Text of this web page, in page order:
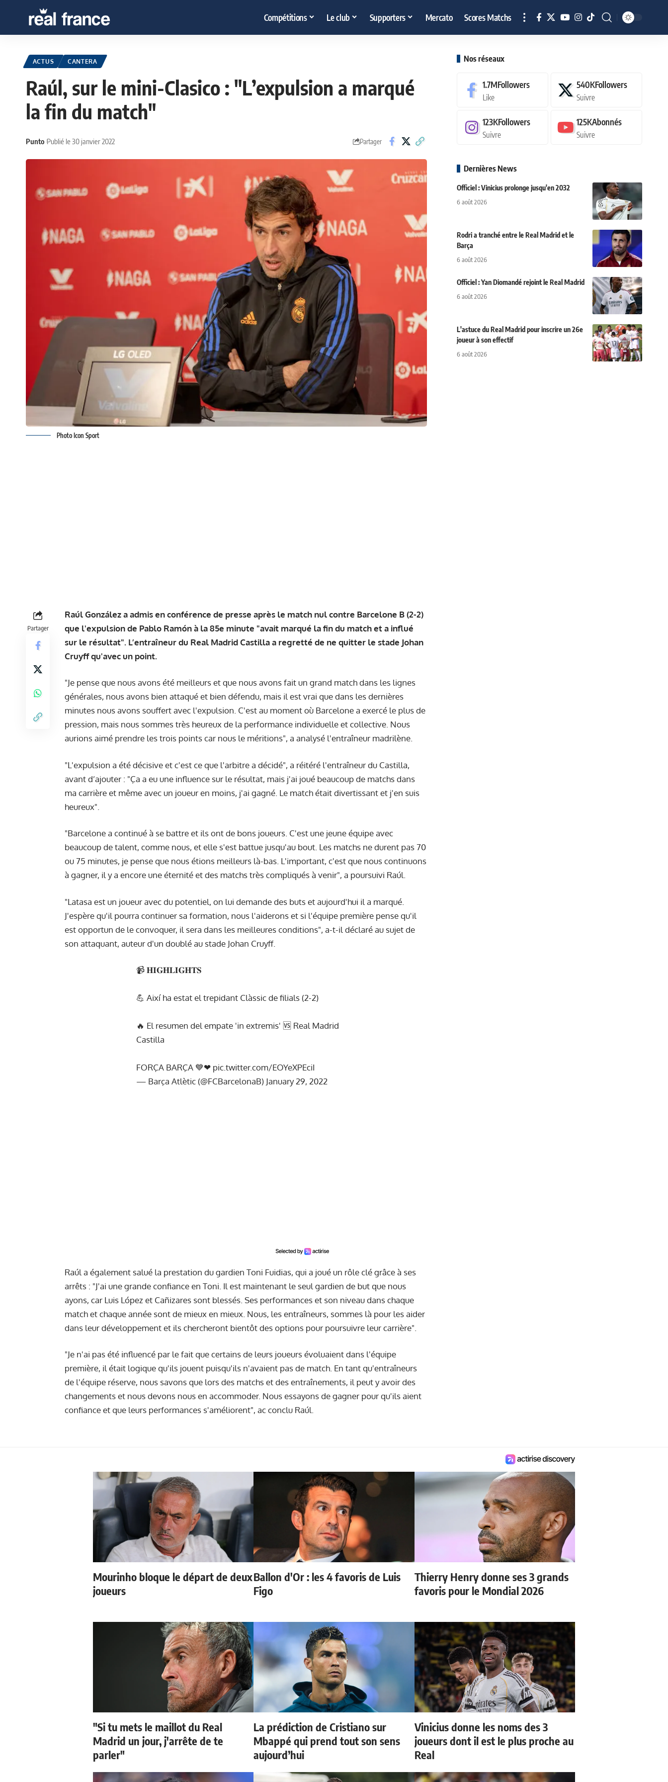
Compétitions Le club Supporters Mercato Scores Matchs
ACTUS CANTERA
Raúl, sur le mini-Clasico : "L’expulsion a marqué
la fin du match"
Punto Publié le 30 janvier 2022 Partager
Photo Icon Sport
Partager
Raúl González a admis en conférence de presse après le match nul contre Barcelone B (2-2)
que l'expulsion de Pablo Ramón à la 85e minute "avait marqué la fin du match et a influé
sur le résultat". L’entraîneur du Real Madrid Castilla a regretté de ne quitter le stade Johan
Cruyff qu'avec un point.
"Je pense que nous avons été meilleurs et que nous avons fait un grand match dans les lignes
générales, nous avons bien attaqué et bien défendu, mais il est vrai que dans les dernières
minutes nous avons souffert avec l'expulsion. C'est au moment où Barcelone a exercé le plus de
pression, mais nous sommes très heureux de la performance individuelle et collective. Nous
aurions aimé prendre les trois points car nous le méritions", a analysé l'entraîneur madrilène.
"L'expulsion a été décisive et c'est ce que l'arbitre a décidé", a réitéré l'entraîneur du Castilla,
avant d’ajouter : "Ça a eu une influence sur le résultat, mais j'ai joué beaucoup de matchs dans
ma carrière et même avec un joueur en moins, j'ai gagné. Le match était divertissant et j'en suis
heureux".
"Barcelone a continué à se battre et ils ont de bons joueurs. C'est une jeune équipe avec
beaucoup de talent, comme nous, et elle s'est battue jusqu'au bout. Les matchs ne durent pas 70
ou 75 minutes, je pense que nous étions meilleurs là-bas. L'important, c'est que nous continuons
à gagner, il y a encore une éternité et des matchs très compliqués à venir", a poursuivi Raúl.
"Latasa est un joueur avec du potentiel, on lui demande des buts et aujourd'hui il a marqué.
J'espère qu'il pourra continuer sa formation, nous l'aiderons et si l'équipe première pense qu'il
est opportun de le convoquer, il sera dans les meilleures conditions", a-t-il déclaré au sujet de
son attaquant, auteur d'un doublé au stade Johan Cruyff.
📹 𝐇𝐈𝐆𝐇𝐋𝐈𝐆𝐇𝐓𝐒
💪 Així ha estat el trepidant Clàssic de filials (2-2)
🔥 El resumen del empate 'in extremis' 🆚 Real Madrid
Castilla
FORÇA BARÇA 💙❤ pic.twitter.com/EOYeXPEciI
— Barça Atlètic (@FCBarcelonaB) January 29, 2022
Raúl a également salué la prestation du gardien Toni Fuidias, qui a joué un rôle clé grâce à ses
arrêts : "J'ai une grande confiance en Toni. Il est maintenant le seul gardien de but que nous
ayons, car Luis López et Cañizares sont blessés. Ses performances et son niveau dans chaque
match et chaque année sont de mieux en mieux. Nous, les entraîneurs, sommes là pour les aider
dans leur développement et ils chercheront bientôt des options pour poursuivre leur carrière".
"Je n'ai pas été influencé par le fait que certains de leurs joueurs évoluaient dans l'équipe
première, il était logique qu'ils jouent puisqu'ils n'avaient pas de match. En tant qu'entraîneurs
de l'équipe réserve, nous savons que lors des matchs et des entraînements, il peut y avoir des
changements et nous devons nous en accommoder. Nous essayons de gagner pour qu'ils aient
confiance et que leurs performances s'améliorent", ac conclu Raúl.
Nos réseaux
1.7MFollowers
Like
540KFollowers
Suivre
123KFollowers
Suivre
125KAbonnés
Suivre
Dernières News
Officiel : Vinicius prolonge jusqu'en 2032
6 août 2026
Rodri a tranché entre le Real Madrid et le
Barça
6 août 2026
Officiel : Yan Diomandé rejoint le Real Madrid
6 août 2026
L'astuce du Real Madrid pour inscrire un 26e
joueur à son effectif
6 août 2026
Mourinho bloque le départ de deux
joueurs
Ballon d'Or : les 4 favoris de Luis
Figo
Thierry Henry donne ses 3 grands
favoris pour le Mondial 2026
"Si tu mets le maillot du Real
Madrid un jour, j'arrête de te
parler"
La prédiction de Cristiano sur
Mbappé qui prend tout son sens
aujourd’hui
Vinicius donne les noms des 3
joueurs dont il est le plus proche au
Real